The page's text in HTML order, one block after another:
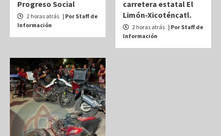
Progreso Social
2 horas atrás | Por Staff de
Información
carretera estatal El
Limón-Xicoténcatl.
2 horas atrás | Por Staff de
Información